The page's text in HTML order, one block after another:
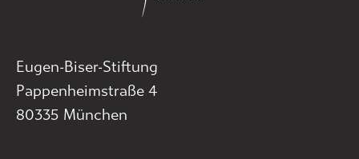
Eugen-Biser-Stiftung
Pappenheimstraße 4
80335 München